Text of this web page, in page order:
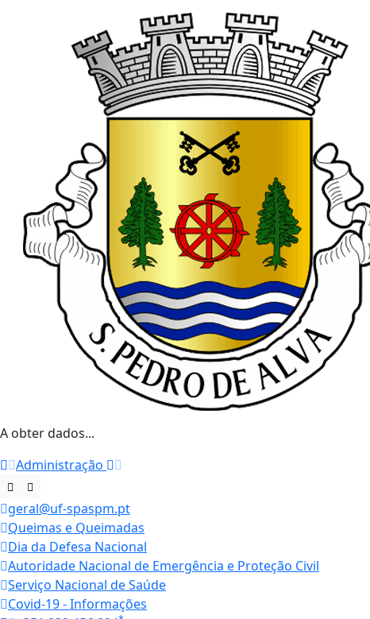
A obter dados...
Administração
geral@uf-spaspm.pt
Queimas e Queimadas
Dia da Defesa Nacional
Autoridade Nacional de Emergência e Proteção Civil
Serviço Nacional de Saúde
Covid-19 - Informações